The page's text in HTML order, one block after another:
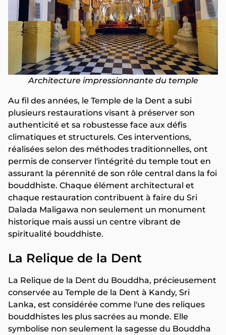
Architecture impressionnante du temple
Au fil des années, le Temple de la Dent a subi
plusieurs restaurations visant à préserver son
authenticité et sa robustesse face aux défis
climatiques et structurels. Ces interventions,
réalisées selon des méthodes traditionnelles, ont
permis de conserver l'intégrité du temple tout en
assurant la pérennité de son rôle central dans la foi
bouddhiste. Chaque élément architectural et
chaque restauration contribuent à faire du Sri
Dalada Maligawa non seulement un monument
historique mais aussi un centre vibrant de
spiritualité bouddhiste.
La Relique de la Dent
La Relique de la Dent du Bouddha, précieusement
conservée au Temple de la Dent à Kandy, Sri
Lanka, est considérée comme l'une des reliques
bouddhistes les plus sacrées au monde. Elle
symbolise non seulement la sagesse du Bouddha